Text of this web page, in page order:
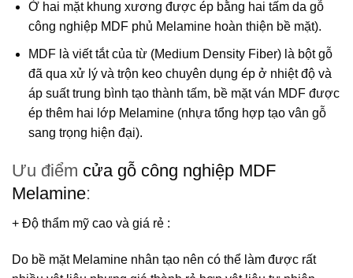
Ở hai mặt khung xương được ép bằng hai tấm da gỗ
công nghiệp MDF phủ Melamine hoàn thiện bề mặt).
MDFlà viết tắt của từ (Medium Density Fiber) là bột gỗ
đã qua xử lý và trộn keo chuyên dụng ép ở nhiệt độ và
áp suất trung bình tạo thành tấm, bề mặt ván MDF được
ép thêm hai lớp Melamine (nhựa tổng hợp tạo vân gỗ
sang trọng hiện đại).
Ưu điểm cửa gỗ công nghiệp MDF
Melamine:
+ Độ thẩm mỹ cao và giá rẻ :
Do bề mặt Melamine nhân tạo nên có thể làm được rất